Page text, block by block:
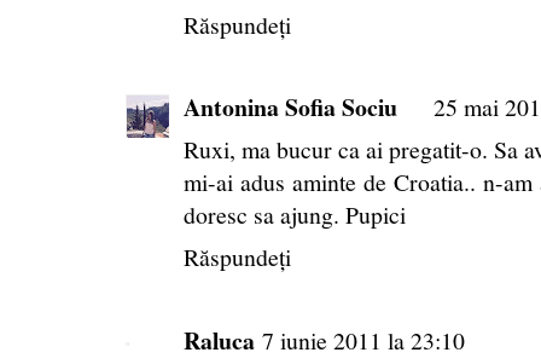
Răspundeți
Antonina Sofia Sociu
25 mai
Ruxi, ma bucur ca ai pregatit-o. Sa
mi-ai adus aminte de Croatia.. n-
doresc sa ajung. Pupici
Răspundeți
Raluca 7 iunie 2011 la 23:10